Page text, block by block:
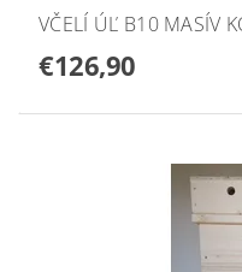
VČELÍ ÚĽ B10 MASÍV
€126,90